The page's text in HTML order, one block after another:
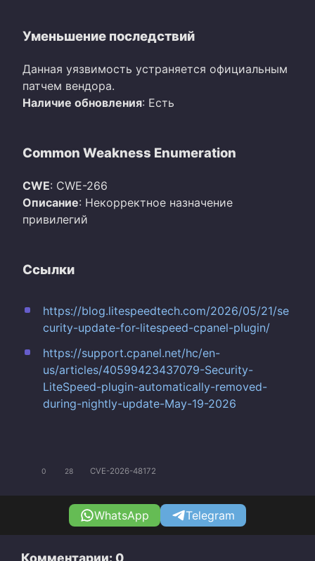
Уменьшение последствий
Данная уязвимость устраняется официальным
патчем вендора.
Наличие обновления: Есть
Common Weakness Enumeration
CWE: CWE-266
Описание: Некорректное назначение
привилегий
Ссылки
https://blog.litespeedtech.com/2026/05/21/se
curity-update-for-litespeed-cpanel-plugin/
https://support.cpanel.net/hc/en-
us/articles/40599423437079-Security-
LiteSpeed-plugin-automatically-removed-
during-nightly-update-May-19-2026
0 28 CVE-2026-48172
WhatsApp Telegram
Комментарии: 0